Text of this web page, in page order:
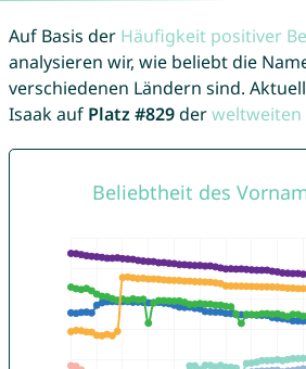
Auf Basis der Häufigkeit positiver
analysieren wir, wie beliebt die
verschiedenen Ländern sind.
Isaak auf Platz #829derweltweiten